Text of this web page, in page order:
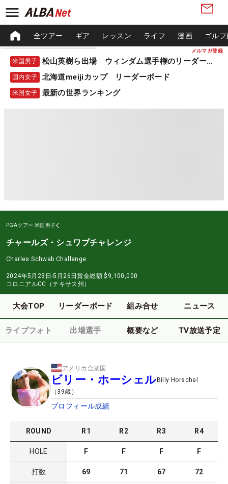
メルマガ登録
全ツアー ギア レッスン ライフ 漫画 ゴル
米国男子 松山英樹ら出場 ウィンダム選手権のリーダーボード
国内女子 北海道meijiカップ リーダーボード
米国女子 最新の世界ランキング
PGAツアー 米国男子
チャールズ・シュワブチャレンジ
Charles Schwab Challenge
2024年5月23日-5月26日賞金総額 $9,100,000
コロニアルCC（テキサス州）
大会TOP リーダーボード 組み合せ ニュース
ライブフォト 出場選手 概要など TV放送予定
アメリカ合衆国
ビリー・ホーシェル Billy Horschel
（ 39歳）
プロフィール成績
ROUND R1 R2 R3 R4
HOLE F F F F
打数 69 71 67 72